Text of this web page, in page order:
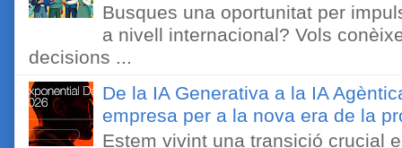
Busques una oportunitat per
a nivell internacional? Vols
decisions ...
De la IA Generativa a la IA
empresa per a la nova era de la
Estem vivint una transició crucial